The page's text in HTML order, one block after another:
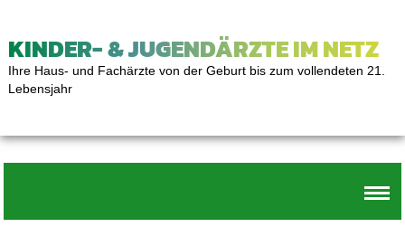
KINDER- & JUGENDÄRZTE IM NETZ
Ihre Haus- und Fachärzte von der Geburt bis zum vollendeten 21.
Lebensjahr